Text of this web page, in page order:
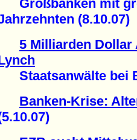
Großbanken mit
(8.10.07)
5 Milliarden
Staatsanwälte bei
Banken-Krise: